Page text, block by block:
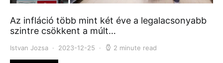
Az infláció több mint két éve a legalacsonyabb
szintre csökkent a múlt…
Istvan Jozsa 2023-12-25 2 minute read